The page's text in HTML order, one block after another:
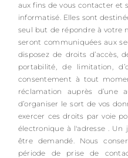
aux fins de vous contacter et
informatisé. Elles sont
seul but de répondre à votre
seront communiquées aux
disposez de droits d’accès,
portabilité, de limitation,
consentement à tout
réclamation auprès d’une
d’organiser le sort de vos
exercer ces droits par voie
électronique à l'adresse .
être demandé. Nous
période de prise de